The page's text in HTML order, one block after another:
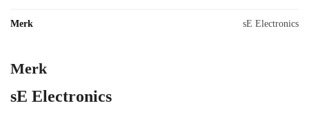
Merk sE Electronics
Merk
sE Electronics